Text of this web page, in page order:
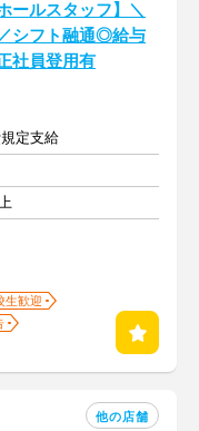
ールスタッフ】＼
シフト融通◎給与
社員登用有
定支給
生歓迎
他の店舗